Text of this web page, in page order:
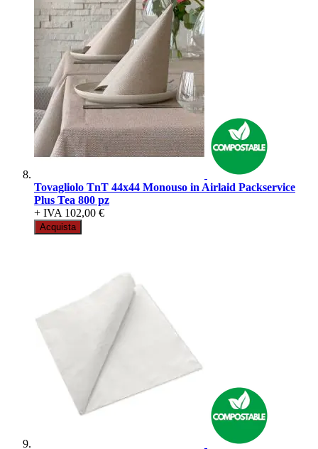
Tovagliolo TnT 44x44 Monouso in Airlaid Packservice
Plus Tea 800 pz
+ IVA 102,00 €
Acquista